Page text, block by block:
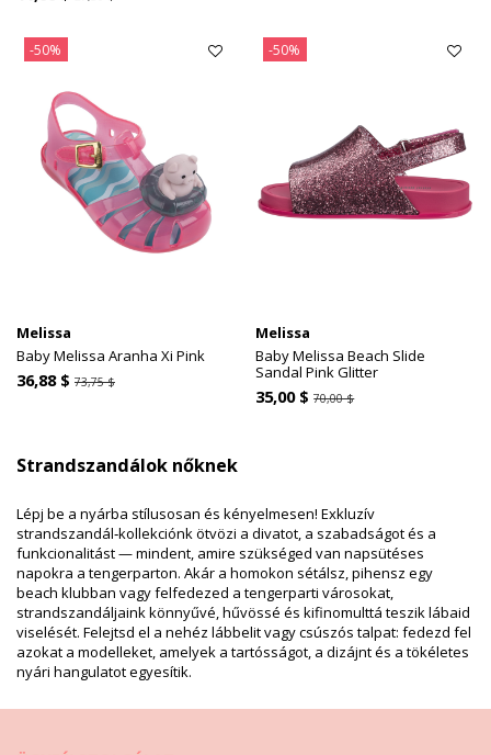
-50%
Melissa
Baby Melissa Aranha Xi Pink
36,88 $ 73,75 $
-50%
Melissa
Baby Melissa Beach Slide
Sandal Pink Glitter
35,00 $70,00 $
Strandszandálok nőknek
Lépj be a nyárba stílusosan és kényelmesen! Exkluzív
strandszandál‑kollekciónk ötvözi a divatot, a szabadságot és a
funkcionalitást — mindent, amire szükséged van napsütéses
napokra a tengerparton. Akár a homokon sétálsz, pihensz egy
beach klubban vagy felfedezed a tengerparti városokat,
strandszandáljaink könnyűvé, hűvössé és kifinomulttá teszik lábaid
viselését. Felejtsd el a nehéz lábbelit vagy csúszós talpat: fedezd fel
azokat a modelleket, amelyek a tartósságot, a dizájnt és a tökéletes
nyári hangulatot egyesítik.